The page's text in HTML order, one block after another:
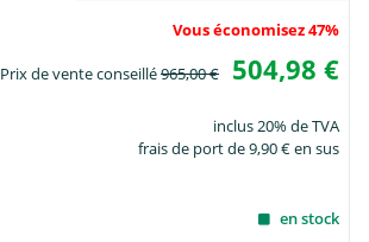
Vous économisez 47%
Prix de vente conseillé965,00 € 504,98 €
inclus 20% de TVA
frais de port de 9,90 € en sus
en stock